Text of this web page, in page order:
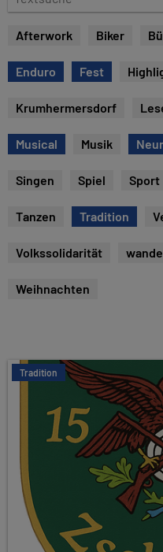
e
s
u
e
Afterwork Biker
Enduro Fest
Krumhermersdorf
Musical Musik
Singen Spiel Sport
Tanzen Tradition
Volkssolidarität
Weihnachten
Tradition